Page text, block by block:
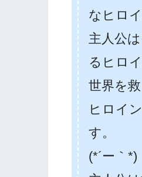
なヒロイ
主人公
るヒロ
世界を
ヒロイ
す。
(*´ー｀*)